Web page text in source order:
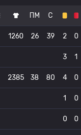
ПМ С
1260 26 39 2 0
3 1
2385 38 80 4 0
1 0
0 0